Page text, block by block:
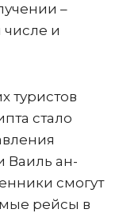
–
и
туристов
стало
Ваиль ан-
смогут
рейсы в